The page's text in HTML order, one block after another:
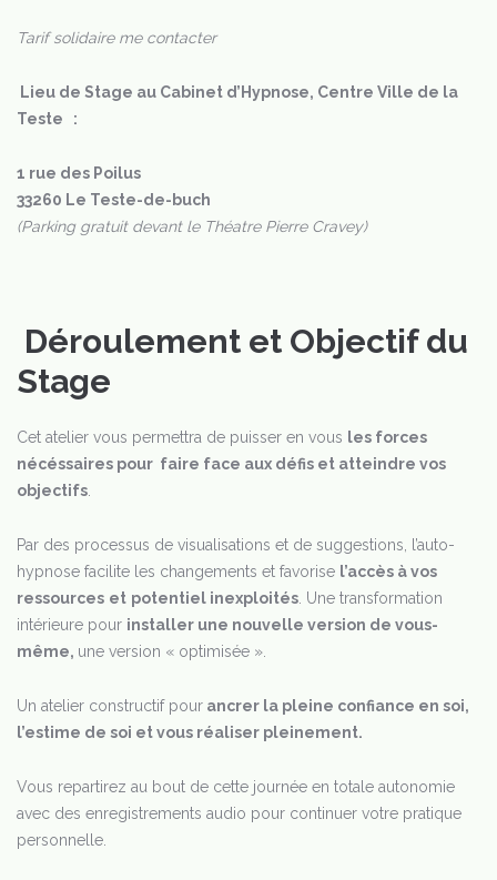
Tarif solidaire me contacter
Lieu de Stage au Cabinet d’Hypnose, Centre Ville de la
Teste :
1 rue des Poilus
33260 Le Teste-de-buch
(Parking gratuit devant le Théatre Pierre Cravey)
Déroulement et Objectif du
Stage
Cet atelier vous permettra de puisser en vous les forces
nécéssaires pour faire face aux défis et atteindre vos
objectifs
Par des processus de visualisations et de suggestions, l’auto-
hypnose facilite les changements et favorise l’accès à vos
ressources et potentiel inexploités . Une transformation
intérieure pour installer une nouvelle version de vous-
même, une version « optimisée ».
Un atelier constructif pour ancrer la pleine confiance en soi,
l’estime de soi et vous réaliser pleinement.
Vous repartirez au bout de cette journée en totale autonomie
avec des enregistrements audio pour continuer votre pratique
personnelle.